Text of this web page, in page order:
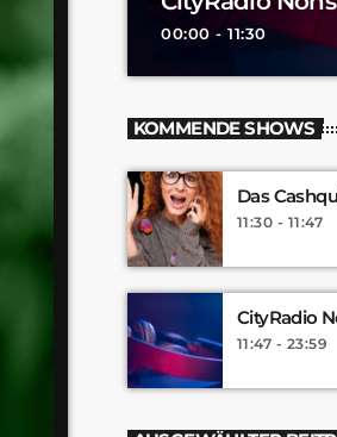
00:00 - 11:30
KOMMENDE SHOWS
Das
11:30 - 11:47
CityRadio
11:47 - 23:59